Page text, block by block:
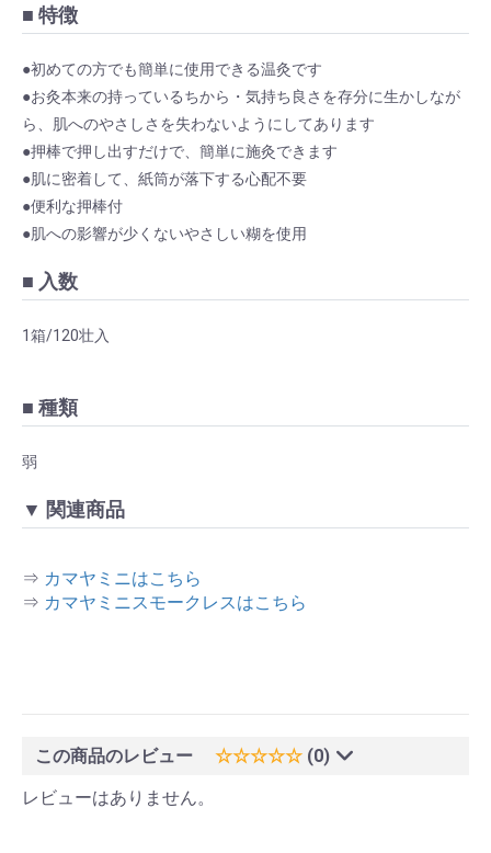
■ 特徴
●初めての方でも簡単に使用できる温灸です
●お灸本来の持っているちから・気持ち良さを存分に生かしなが
ら、肌へのやさしさを失わないようにしてあります
●押棒で押し出すだけで、簡単に施灸できます
●肌に密着して、紙筒が落下する心配不要
●便利な押棒付
●肌への影響が少くないやさしい糊を使用
■ 入数
1箱/120壮入
■ 種類
弱
▼ 関連商品
⇒ カマヤミニはこちら
⇒ カマヤミニスモークレスはこちら
この商品のレビュー ☆☆☆☆☆ (0)
レビューはありません。